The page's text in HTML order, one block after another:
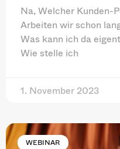
Na, Welcher Kunden-
Arbeiten wir schon
Was kann ich da
Wie stelle ich
1. November 2023
WEBINAR